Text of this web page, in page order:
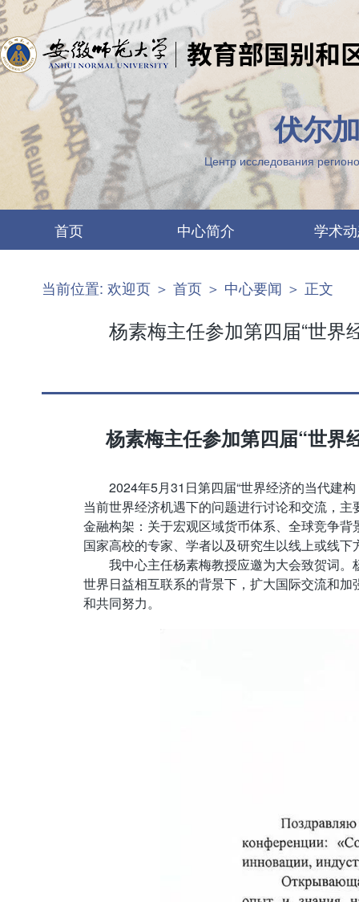
伏尔
Центр исследования
首页
最新公告
中心简介
机构设置
科研团队
学术
当前位置: 欢迎页 ＞ 首页 ＞ 中心要闻 ＞ 正文
杨素梅主任参加第四届“世界
杨素梅主任参加第四届“世界
2024年5月31日第四届“世界经济的当代建
当前世界经济机遇下的问题进行讨论和交流，
金融构架：关于宏观区域货币体系、全球竞争
国家高校的专家、学者以及研究生以线上或线下
我中心主任杨素梅教授应邀为大会致贺词
世界日益相互联系的背景下，扩大国际交流和
和共同努力。